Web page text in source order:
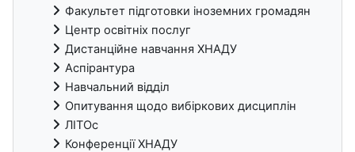
Факультет підготовки іноземних громадян
Центр освітніх послуг
Дистанційне навчання ХНАДУ
Аспірантура
Навчальний відділ
Опитування щодо вибіркових дисциплін
ЛІТОс
Конференції ХНАДУ